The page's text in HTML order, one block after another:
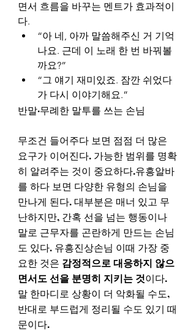
면서 흐름을 바꾸는 멘트가 효과적이
다.
“아 네, 아까 말씀해주신 거 기억
나요. 근데 이 노래 한 번 바꿔볼
까요?”
“그 얘기 재미있죠. 잠깐 쉬었다
가 다시 이야기해요.”
반말·무례한 말투를 쓰는 손님
무조건 들어주다 보면 점점 더 많은
요구가 이어진다. 가능한 범위를 명확
히 알려주는 것이 중요하다.유흥알바
를 하다 보면 다양한 유형의 손님을
만나게 된다. 대부분은 매너 있고 무
난하지만, 간혹 선을 넘는 행동이나
말로 근무자를 곤란하게 만드는 손님
도 있다. 유흥진상손님 이때 가장 중
요한 것은 감정적으로 대응하지 않으
면서도 선을 분명히 지키는 것이다.
말 한마디로 상황이 더 악화될 수도,
반대로 부드럽게 정리될 수도 있기 때
문이다.